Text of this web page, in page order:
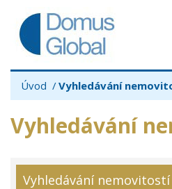
Úvod Vyhledávání
Vyhledávání
Vyhledávání nemovitostí